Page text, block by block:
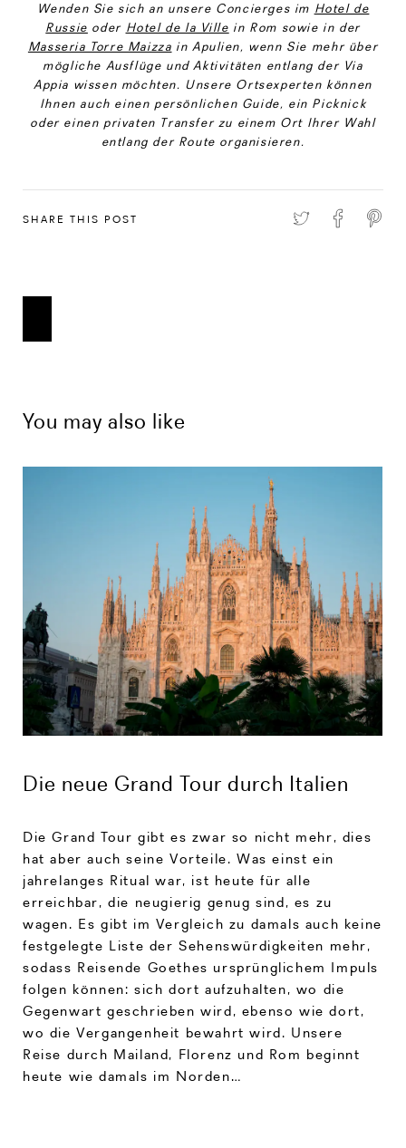
Wenden Sie sich an unsere Concierges im Hotel de
Russie oder Hotel de la Ville in Rom sowie in der
Masseria Torre Maizza in Apulien, wenn Sie mehr über
mögliche Ausflüge und Aktivitäten entlang der Via
Appia wissen möchten. Unsere Ortsexperten können
Ihnen auch einen persönlichen Guide, ein Picknick
oder einen privaten Transfer zu einem Ort Ihrer Wahl
entlang der Route organisieren.
SHARE THIS POST
You may also like
Die neue Grand Tour durch Italien
Die Grand Tour gibt es zwar so nicht mehr, dies
hat aber auch seine Vorteile. Was einst ein
jahrelanges Ritual war, ist heute für alle
erreichbar, die neugierig genug sind, es zu
wagen. Es gibt im Vergleich zu damals auch keine
festgelegte Liste der Sehenswürdigkeiten mehr,
sodass Reisende Goethes ursprünglichem Impuls
folgen können: sich dort aufzuhalten, wo die
Gegenwart geschrieben wird, ebenso wie dort,
wo die Vergangenheit bewahrt wird. Unsere
Reise durch Mailand, Florenz und Rom beginnt
heute wie damals im Norden…